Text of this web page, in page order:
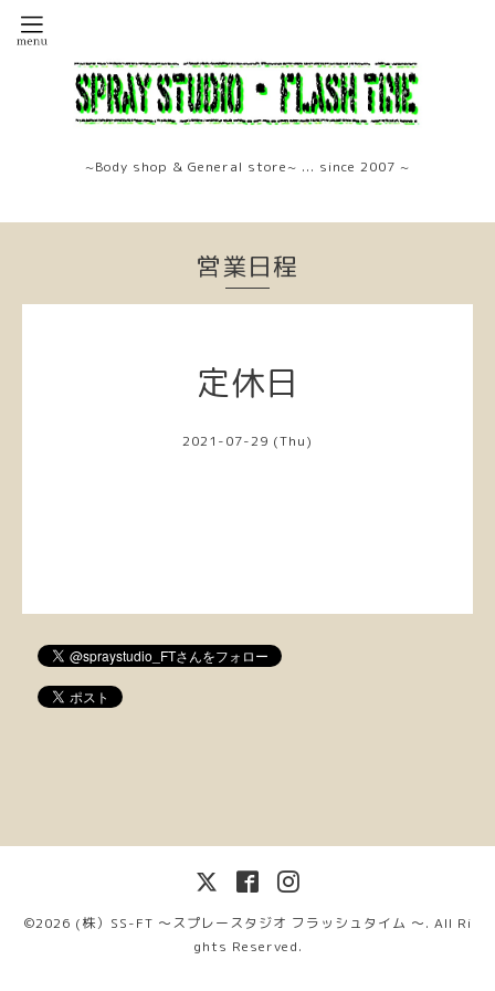
~Body shop & General store~ ... since 2007 ~
営業日程
定休日
2021-07-29 (Thu)
©2026 (株）SS-FT 〜スプレースタジオ フラッシュタイム 〜. All Ri
ghts Reserved.